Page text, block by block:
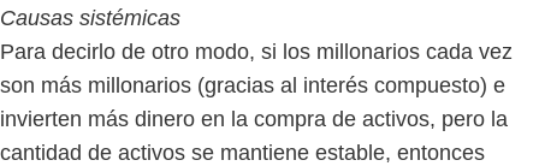
Causas sistémicas
Para decirlo de otro modo, si los millonarios cada vez
son más millonarios (gracias al interés compuesto) e
invierten más dinero en la compra de activos, pero la
cantidad de activos se mantiene estable, entonces